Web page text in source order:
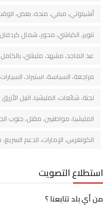
أنشيلوتي، مبابي، منحه، بعض،
تنوير، الكباشي، محور، شمال كردفان
عبد الماجد، مشهد، مليشي، بالكامل
مراجعة، السياسة، استيراد، السيارات
لجنة، شائعات، المليشيا، النيل الأزرق
المليشيا، مواطنيين، مقتل، جنوب
الكونغرس، الإمارات، الدعم
استطلاع التصويت
من أي بلد تتابعنا ؟